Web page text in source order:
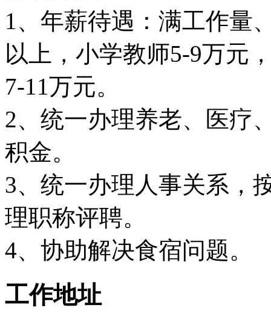
1、年薪待遇：满工作量
以上，小学教师5-9万元
7-11万元。
2、统一办理养老、医疗
积金。
3、统一办理人事关系，
理职称评聘。
4、协助解决食宿问题。
工作地址